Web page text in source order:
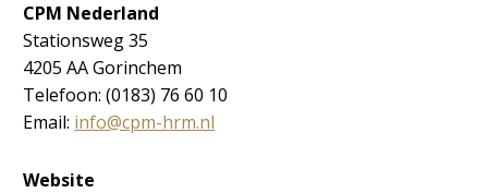
CPM Nederland
Stationsweg 35
4205 AA Gorinchem
Telefoon: (0183) 76 60 10
Email: info@cpm-hrm.nl
Website